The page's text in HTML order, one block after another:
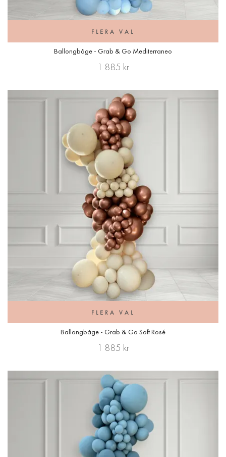
FLERA VAL
Ballongbåge - Grab & Go Mediterraneo
1 885 kr
FLERA VAL
Ballongbåge - Grab & Go Soft Rosé
1 885 kr